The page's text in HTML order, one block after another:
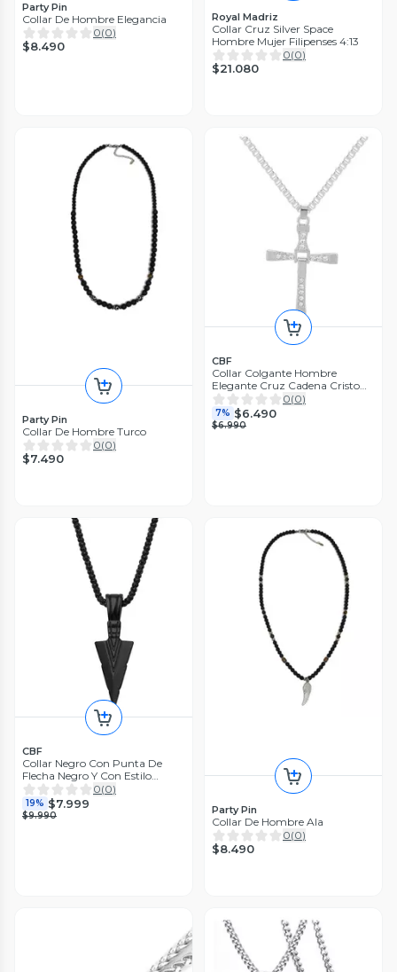
Party Pin
Collar De Hombre Elegancia
0(0)
$8.490
Royal Madriz
Collar Cruz Silver Space
Hombre Mujer Filipenses 4:13
0(0)
$21.080
Party Pin
Collar De Hombre Turco
0(0)
$7.490
CBF
Collar Colgante Hombre
Elegante Cruz Cadena Cristo
Plateado
0(0)
7% $6.490
$6.990
CBF
Collar Negro Con Punta De
Flecha Negro Y Con Estilo
Rockero
0(0)
19% $7.999
$9.990 Party Pin
Collar De Hombre Ala
0(0)
$8.490